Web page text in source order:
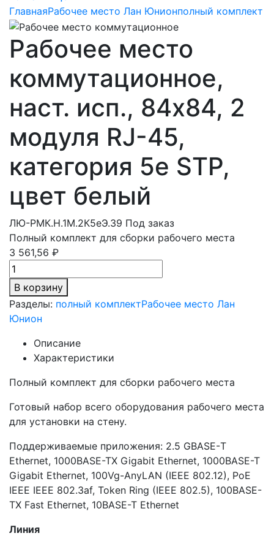
ГлавнаяРабочее место Лан Юнионполный комплект
Рабочее место
коммутационное,
наст. исп., 84х84, 2
модуля RJ-45,
категория 5e STP,
цвет белый
ЛЮ-РМК.Н.1М.2К5eЭ.39 Под заказ
Полный комплект для сборки рабочего места
3 561,56 ₽
В корзину
Разделы: полный комплектРабочее место Лан
Юнион
Описание
Характеристики
Полный комплект для сборки рабочего места
Готовый набор всего оборудования рабочего места
для установки на стену.
Поддерживаемые приложения: 2.5 GBASE-Т
Ethernet, 1000BASE-TX Gigabit Ethernet, 1000BASE-T
Gigabit Ethernet, 100Vg-AnyLAN (IEEE 802.12), PoE
IEEE IEEE 802.3af, Token Ring (IEEE 802.5), 100BASE-
TX Fast Ethernet, 10BASE-T Ethernet
Линия